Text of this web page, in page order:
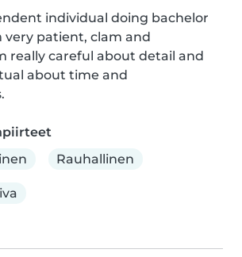
individual doing bachelor
very patient, clam and
really careful about detail and
about time and
Rauhallinen